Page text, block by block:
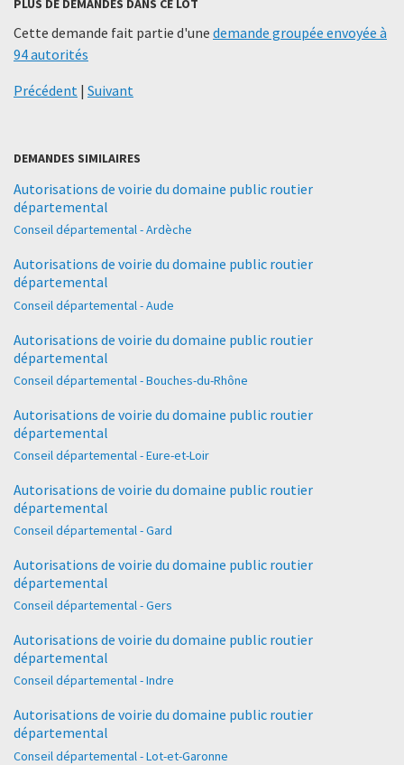
PLUS DE DEMANDES DANS CE LOT
Cette demande fait partie d'une demande groupée envoyée à
94 autorités
Précédent | Suivant
DEMANDES SIMILAIRES
Autorisations de voirie du domaine public routier
départemental
Conseil départemental - Ardèche
Autorisations de voirie du domaine public routier
départemental
Conseil départemental - Aude
Autorisations de voirie du domaine public routier
départemental
Conseil départemental - Bouches-du-Rhône
Autorisations de voirie du domaine public routier
départemental
Conseil départemental - Eure-et-Loir
Autorisations de voirie du domaine public routier
départemental
Conseil départemental - Gard
Autorisations de voirie du domaine public routier
départemental
Conseil départemental - Gers
Autorisations de voirie du domaine public routier
départemental
Conseil départemental - Indre
Autorisations de voirie du domaine public routier
départemental
Conseil départemental - Lot-et-Garonne